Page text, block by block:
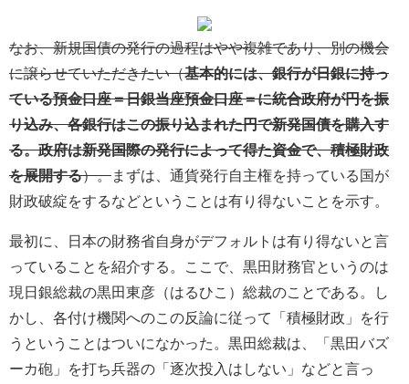
なお、新規国債の発行の過程はやや複雑であり、別の機会
に譲らせていただきたい（基本的には、銀行が日銀に持っ
ている預金口座＝日銀当座預金口座＝に統合政府が円を振
り込み、各銀行はこの振り込まれた円で新発国債を購入す
る。政府は新発国際の発行によって得た資金で、積極財政
を展開する）。まずは、通貨発行自主権を持っている国が
財政破綻をするなどということは有り得ないことを示す。
最初に、日本の財務省自身がデフォルトは有り得ないと言
っていることを紹介する。ここで、黒田財務官というのは
現日銀総裁の黒田東彦（はるひこ）総裁のことである。し
かし、各付け機関へのこの反論に従って「積極財政」を行
うということはついになかった。黒田総裁は、「黒田バズ
ーカ砲」を打ち兵器の「逐次投入はしない」などと言っ